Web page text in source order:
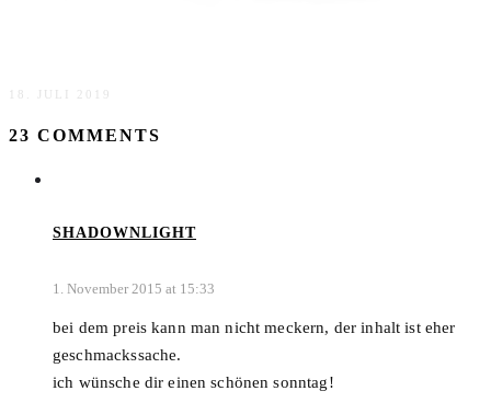
18. JULI 2019
23 COMMENTS
SHADOWNLIGHT
1. November 2015 at 15:33
bei dem preis kann man nicht meckern, der inhalt ist eher
geschmackssache.
ich wünsche dir einen schönen sonntag!